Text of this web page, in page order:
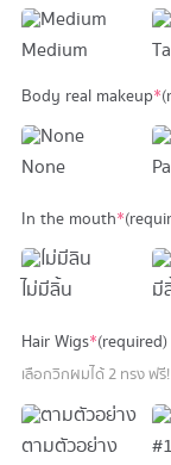
Medium
Body real makeup*
None
In the mouth*
ไม่มีลิ้น มี
Hair Wigs*(required)
เลือกวิกผมได้ 2 ทรง ฟรี!
ตามตัวอย่าง #1